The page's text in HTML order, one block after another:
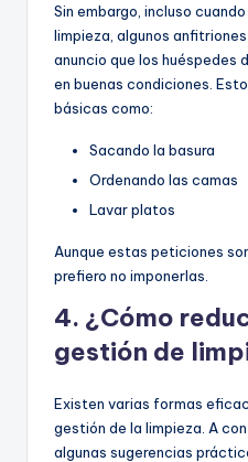
Sin embargo, incluso
limpieza, algunos
anuncio que los huéspedes
en buenas condiciones.
básicas como:
Sacando la basura
Ordenando las camas
Lavar platos
Aunque estas peticiones
prefiero no imponerlas.
4. ¿Cómo
gestión de
Existen varias formas
gestión de la limpieza. A
algunas sugerencias